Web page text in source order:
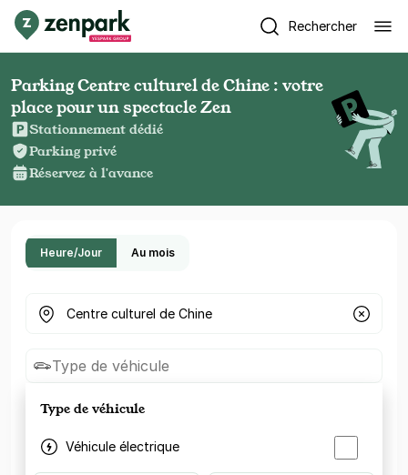
Rechercher
Parking Centre culturel de Chine : votre
place pour un spectacle Zen
Stationnement dédié
Parking privé
Réservez à l'avance
Heure/Jour Au mois
Où cherchez-vous un parking ?
Type de véhicule
Type de véhicule
Véhicule électrique